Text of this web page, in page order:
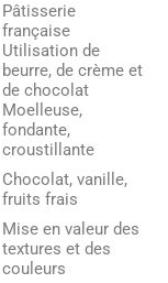
Pâtisserie
française
Utilisation de
beurre, de crème et
de chocolat
Moelleuse,
fondante,
croustillante
Chocolat, vanille,
fruits frais
Mise en valeur des
textures et des
couleurs